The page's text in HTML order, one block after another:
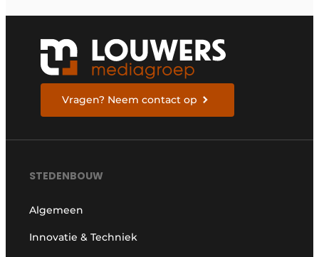
Vragen? Neem contact op
STEDENBOUW
Algemeen
Innovatie & Techniek